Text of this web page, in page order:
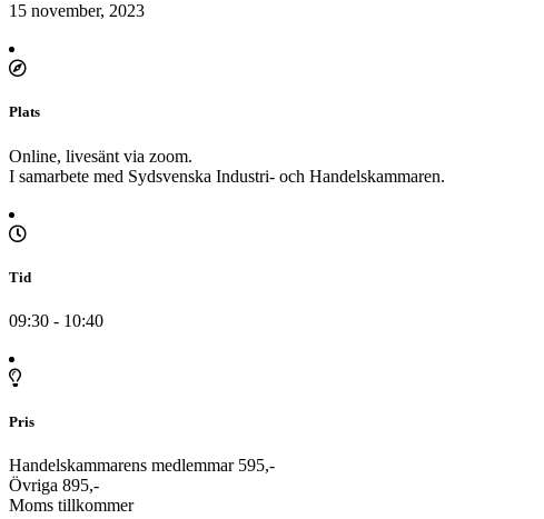
15 november, 2023
Plats
Online, livesänt via zoom.
I samarbete med Sydsvenska Industri- och Handelskammaren.
Tid
09:30 - 10:40
Pris
Handelskammarens medlemmar 595,-
Övriga 895,-
Moms tillkommer